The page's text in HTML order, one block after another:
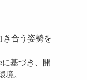
き合う姿勢を
基づき、開
境。